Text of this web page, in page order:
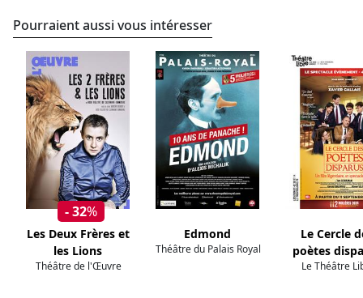
Pourraient aussi vous intéresser
- 32%
Les Deux Frères et
les Lions
Théâtre de l'Œuvre
Edmond
Théâtre du Palais Royal
Le Cercle
poètes
Le Théâtre